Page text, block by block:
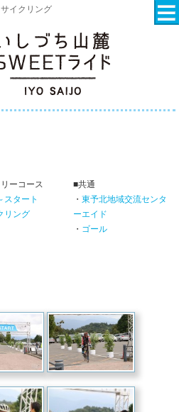
イクリング
ーコース
スタート
リング
■共通
・ 東予北地域交流センタ
ーエイド
・ ゴール